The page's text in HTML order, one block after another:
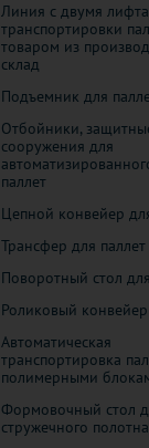
Линия с двумя
транспортировки
товаром из
склад
Подъемник для
Отбойники,
сооружения для
паллет
Цепной конвейер
Трансфер для паллет
Поворотный стол
Роликовый
Автоматическая
транспортировка
полимерными
Формовочный стол
стружечного полотна